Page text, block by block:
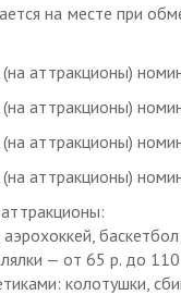
на месте при
(на аттракционы)
(на аттракционы)
(на аттракционы)
(на аттракционы)
— от 65 р. до
колотушки,